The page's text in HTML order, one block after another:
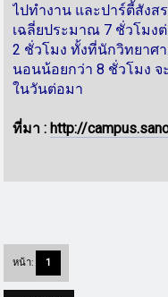
ไปทำงาน และปาร์ตี้สัง
เฉลี่ยประมาณ 7 ชั่วโมง
2 ชั่วโมง ทั้งที่นักวิทยาศ
นอนน้อยกว่า 8 ชั่วโมง จ
ในวันต่อมา
ที่มา :http://
หน้า: 1